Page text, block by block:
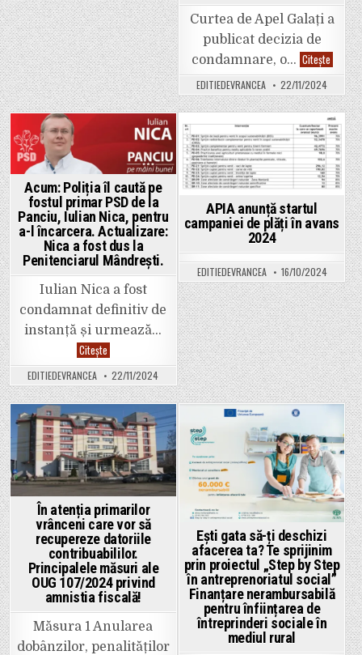
Curtea de Apel Galați a
publicat decizia de
condamnare, o… CiteșteAvem
decizia
de
la
cu
pentru
fostul
primar
PSD
de
Panciu,
Iulian
Nica.
EDITIEDEVRANCEA 22/11/2024
Posted
in
Acum: Poliția îl caută pe
fostul primar PSD de la
Panciu, Iulian Nica, pentru
a-l încarcera. Actualizare:
Nica a fost dus la
Penitenciarul Mândrești.
Iulian Nica a fost
condamnat definitiv de
instanță și urmează…
CiteșteAcum:
Poliția
îl
caută
pe
fostul
primar
PSD
de
la
Panciu,
Iulian
Nica,
pentru
a-
l
încarcera.
Actualizare:
Nica
a
fost
dus
la
Penitenciarul
Mândrești.
EDITIEDEVRANCEA 22/11/2024
Posted
in
APIA anunță startul
campaniei de plăți în avans
2024
EDITIEDEVRANCEA 16/10/2024
Posted
in
În atenția primarilor
vrânceni care vor să
recupereze datoriile
contribuabililor.
Principalele măsuri ale
OUG 107/2024 privind
amnistia fiscală!
Măsura 1 Anularea
dobânzilor, penalităților
Posted
in
Ești gata să-ți deschizi
afacerea ta? Te sprijinim
prin proiectul „Step by Step
în antreprenoriatul social”
Finanțare nerambursabilă
pentru înființarea de
întreprinderi sociale în
mediul rural